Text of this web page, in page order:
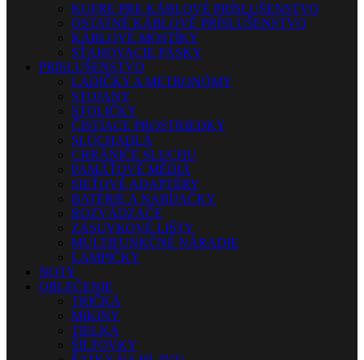
KUFRE PRE KÁBLOVÉ PRÍSLUŠENSTVO
OSTATNÉ KÁBLOVÉ PRÍSLUŠENSTVO
KÁBLOVÉ MOSTÍKY
SŤAHOVACIE PÁSKY
PRÍSLUŠENSTVO
LADIČKY A METRONÓMY
STOJANY
STOLIČKY
ČISTIACE PROSTRIEDKY
SLÚCHADLÁ
CHRÁNIČE SLUCHU
PAMÄŤOVÉ MÉDIÁ
SIEŤOVÉ ADAPTÉRY
BATÉRIE A NABÍJAČKY
ROZVÁDZAČE
ZÁSUVKOVÉ LIŠTY
MULTIFUNKČNÉ NÁRADIE
LAMPIČKY
NOTY
OBLEČENIE
TRIČKÁ
MIKINY
TIELKA
ŠILTOVKY